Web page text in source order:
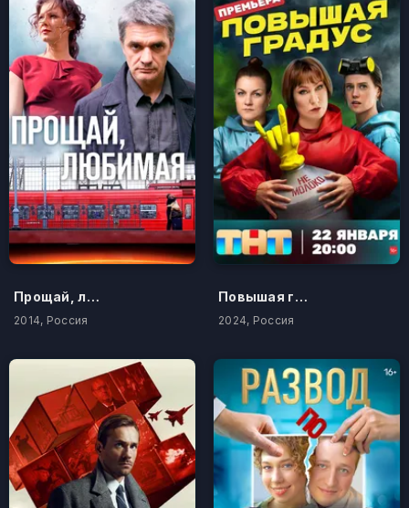
Прощай, любимая...
2014, Россия
Повышая градус
2024, Россия